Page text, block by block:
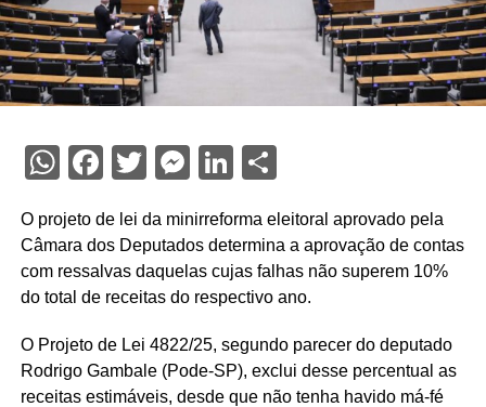
WhatsApp
Facebook
Twitter
Messenger
LinkedIn
Share
O projeto de lei da minirreforma eleitoral aprovado pela
Câmara dos Deputados determina a aprovação de contas
com ressalvas daquelas cujas falhas não superem 10%
do total de receitas do respectivo ano.
O Projeto de Lei 4822/25, segundo parecer do deputado
Rodrigo Gambale (Pode-SP), exclui desse percentual as
receitas estimáveis, desde que não tenha havido má-fé